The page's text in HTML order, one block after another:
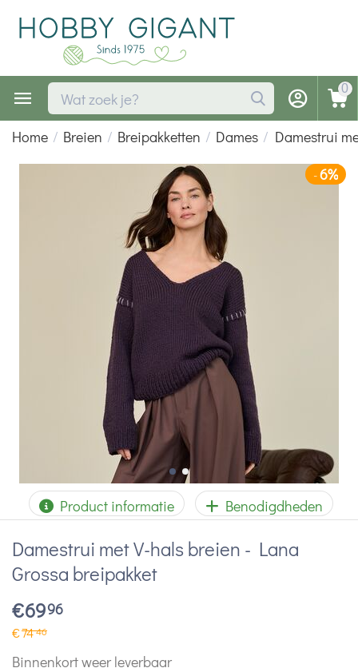
0
Home / Breien / Breipakketten / Dames / Damestrui
-6%
Product informatie Benodigdheden
Damestrui met V-hals breien - Lana
Grossa breipakket
€6996
€7446
Binnenkort weer leverbaar